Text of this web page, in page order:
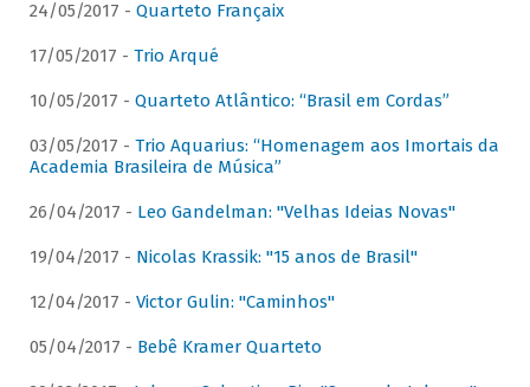
24/05/2017 - Quarteto Françaix
17/05/2017 - Trio Arqué
10/05/2017 - Quarteto Atlântico: “Brasil em Cordas”
03/05/2017 - Trio Aquarius: “Homenagem aos Imortais da
Academia Brasileira de Música”
26/04/2017 - Leo Gandelman: "Velhas Ideias Novas"
19/04/2017 - Nicolas Krassik: "15 anos de Brasil"
12/04/2017 - Victor Gulin: "Caminhos"
05/04/2017 - Bebê Kramer Quarteto